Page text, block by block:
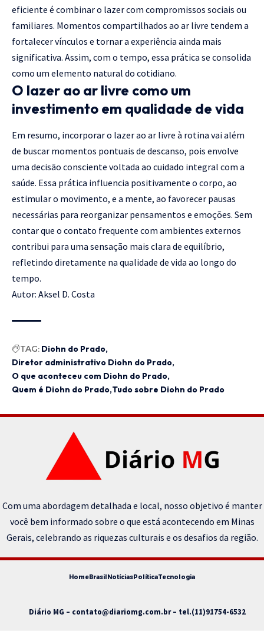
eficiente é combinar o lazer com compromissos sociais ou
familiares. Momentos compartilhados ao ar livre tendem a
fortalecer vínculos e tornar a experiência ainda mais
significativa. Assim, com o tempo, essa prática se consolida
como um elemento natural do cotidiano.
O lazer ao ar livre como um
investimento em qualidade de vida
Em resumo, incorporar o lazer ao ar livre à rotina vai além
de buscar momentos pontuais de descanso, pois envolve
uma decisão consciente voltada ao cuidado integral com a
saúde. Essa prática influencia positivamente o corpo, ao
estimular o movimento, e a mente, ao favorecer pausas
necessárias para reorganizar pensamentos e emoções. Sem
contar que o contato frequente com ambientes externos
contribui para uma sensação mais clara de equilíbrio,
refletindo diretamente na qualidade de vida ao longo do
tempo.
Autor: Aksel D. Costa
TAG: Diohn do Prado
Diretor administrativo Diohn do Prado
O que aconteceu com Diohn do Prado
Quem é Diohn do Prado Tudo sobre Diohn do Prado
Com uma abordagem detalhada e local, nosso objetivo é manter
você bem informado sobre o que está acontecendo em Minas
Gerais, celebrando as riquezas culturais e os desafios da região.
HomeBrasilNotíciasPolíticaTecnologia
Diário MG – contato@diariomg.com.br– tel.(11)91754-6532